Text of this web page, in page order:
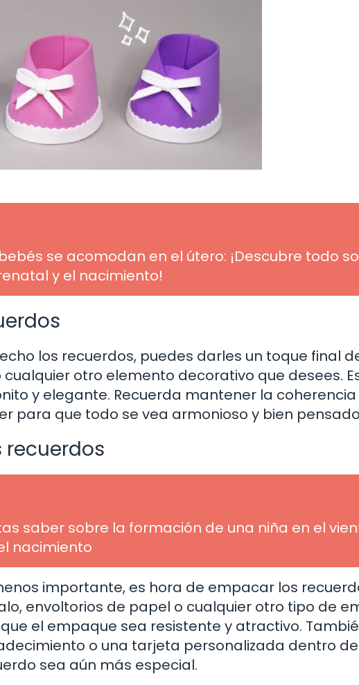
se acomodan en el útero: ¡Descubre todo
y el nacimiento!
los recuerdos, puedes darles un toque final
cualquier otro elemento decorativo que desees.
y elegante. Recuerda mantener la
para que todo se vea armonioso y bien
recuerdos
saber sobre la formación de una niña en el
nacimiento
importante, es hora de empacar los
envoltorios de papel o cualquier otro tipo de
el empaque sea resistente y atractivo.
o una tarjeta personalizada dentro
sea aún más especial.